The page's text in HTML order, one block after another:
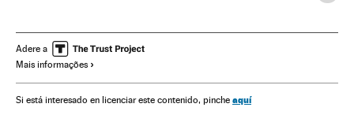
Congresso Nacional Protestos sociais
Adere a
Mais informações
Si está interesado en licenciar este contenido, pinche aquí